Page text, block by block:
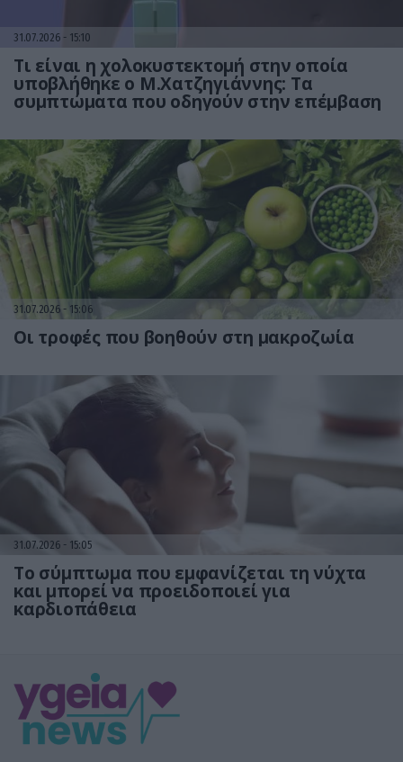
31.07.2026 15:10
Τι είναι η χολοκυστεκτομή στην οποία
υποβλήθηκε ο Μ.Χατζηγιάννης: Tα
συμπτώματα που οδηγούν στην επέμβαση
31.07.2026 15:06
Οι τροφές που βοηθούν στη μακροζωία
31.07.2026 15:05
Το σύμπτωμα που εμφανίζεται τη νύχτα
και μπορεί να προειδοποιεί για
καρδιοπάθεια